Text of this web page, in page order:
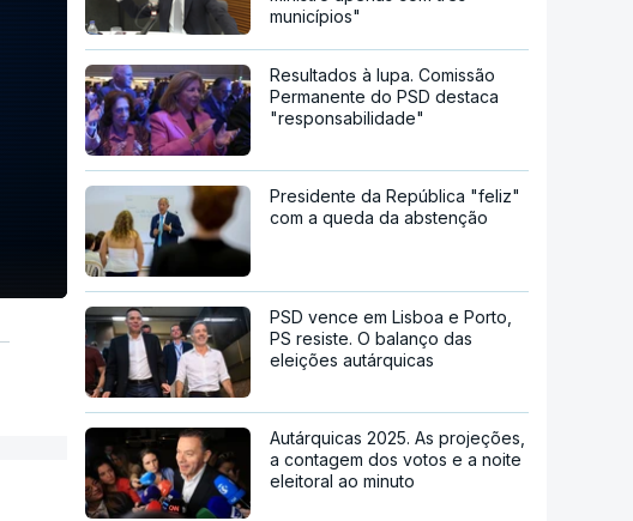
municípios"
Resultados à lupa. Comissão
Permanente do PSD destaca
"responsabilidade"
Presidente da República "feliz"
com a queda da abstenção
PSD vence em Lisboa e Porto,
PS resiste. O balanço das
eleições autárquicas
Autárquicas 2025. As projeções,
a contagem dos votos e a noite
eleitoral ao minuto